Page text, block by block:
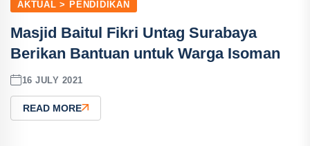
AKTUAL > PENDIDIKAN
Masjid Baitul Fikri Untag Surabaya
Berikan Bantuan untuk Warga Isoman
16 JULY 2021
READ MORE